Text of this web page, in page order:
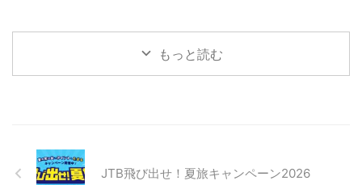
もっと読む
JTB飛び出せ！夏旅キャンペーン2026